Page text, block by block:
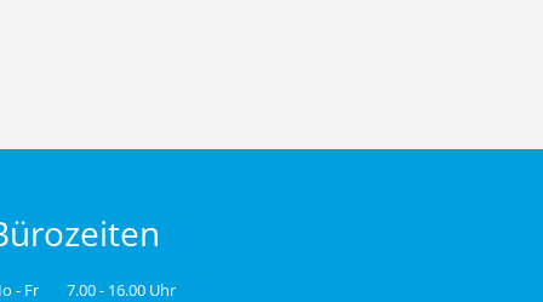
- Fr 7.00 - 16.00 Uhr